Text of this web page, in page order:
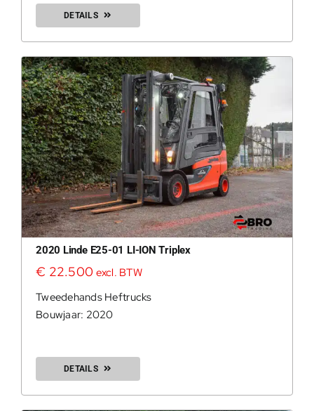
DETAILS
2020 Linde E25-01 LI-ION Triplex
€ 22.500 excl. BTW
Tweedehands Heftrucks
Bouwjaar: 2020
DETAILS